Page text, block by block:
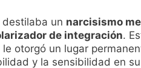
destilaba un narcisismo
de integración.
otorgó un lugar
y la sensibilidad en